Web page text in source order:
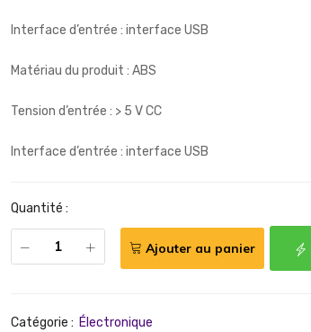
Interface d’entrée : interface USB
Matériau du produit : ABS
Tension d’entrée : > 5 V CC
Interface d’entrée : interface USB
Quantité :
Ajouter au panier
Catégorie : Électronique